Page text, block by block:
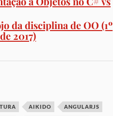
da disciplina de OO (1º
2017)
AIKIDO ANGULARJS